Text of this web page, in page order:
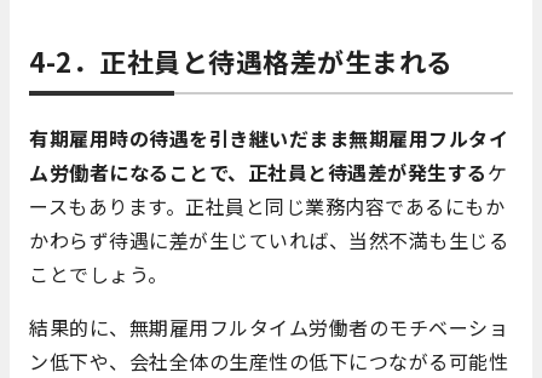
4-2．正社員と待遇格差が生まれる
有期雇用時の待遇を引き継いだまま無期雇用フルタイ
ム労働者になることで、正社員と待遇差が発生するケ
ースもあります。正社員と同じ業務内容であるにもか
かわらず待遇に差が生じていれば、当然不満も生じる
ことでしょう。
結果的に、無期雇用フルタイム労働者のモチベーショ
ン低下や、会社全体の生産性の低下につながる可能性